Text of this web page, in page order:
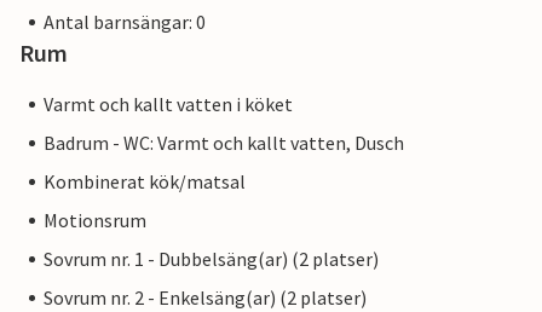
Antal barnsängar: 0
Rum
Varmt och kallt vatten i köket
Badrum - WC: Varmt och kallt vatten, Dusch
Kombinerat kök/matsal
Motionsrum
Sovrum nr. 1 - Dubbelsäng(ar) (2 platser)
Sovrum nr. 2 - Enkelsäng(ar) (2 platser)